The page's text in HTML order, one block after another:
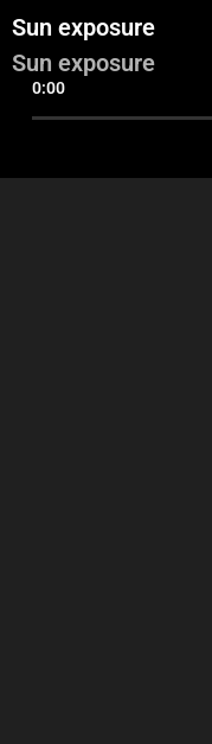
0:00
Sun exposure
Sun exposure